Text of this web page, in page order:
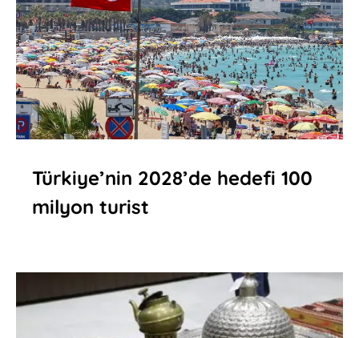
Türkiye’nin 2028’de hedefi 100
milyon turist